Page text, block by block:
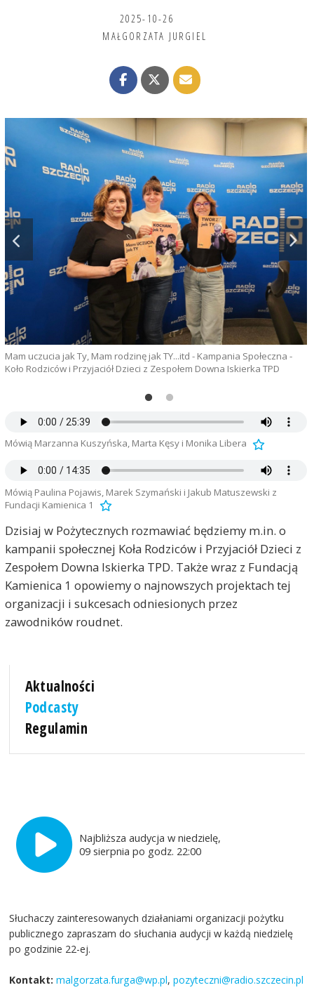
2025-10-26
MAŁGORZATA JURGIEL
Mam uczucia jak Ty, Mam rodzinę jak TY...itd - Kampania Społeczna -
Koło Rodziców i Przyjaciół Dzieci z Zespołem Downa Iskierka TPD
Mówią Marzanna Kuszyńska, Marta Kęsy i Monika Libera
Mówią Paulina Pojawis, Marek Szymański i Jakub Matuszewski z
Fundacji Kamienica 1
Dzisiaj w Pożytecznych rozmawiać będziemy m.in. o
kampanii społecznej Koła Rodziców i Przyjaciół Dzieci z
Zespołem Downa Iskierka TPD. Także wraz z Fundacją
Kamienica 1 opowiemy o najnowszych projektach tej
organizacji i sukcesach odniesionych przez
zawodników roudnet.
Aktualności
Podcasty
Regulamin
Najbliższa audycja w niedzielę,
09 sierpnia po godz. 22:00
Słuchaczy zainteresowanych działaniami organizacji pożytku
publicznego zapraszam do słuchania audycji w każdą niedzielę
po godzinie 22-ej.
Kontakt: malgorzata.furga@wp.pl,pozyteczni@radio.szczecin.pl